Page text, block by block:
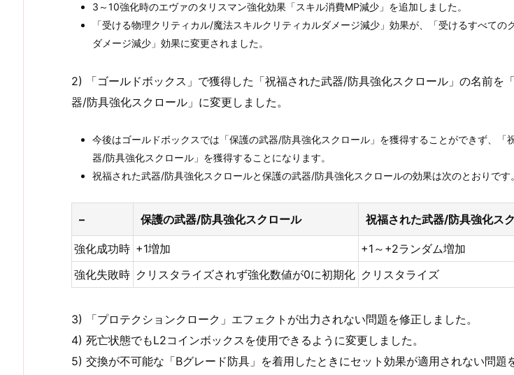
3～10強化時のエヴァのタリスマン強化効果「スキル消費MP減少」を追加しました。
「受ける物理クリティカル/魔法スキルクリティカルダメージ減少」効果が、「受けるすべての
ダメージ減少」効果に変更されました。
2) 「ゴールドボックス」で獲得した「祝福された武器/防具強化スクロール」の名前を
器/防具強化スクロール」に変更しました。
今後はゴールドボックスでは「保護の武器/防具強化スクロール」を獲得することができず、「
器/防具強化スクロール」を獲得することになります。
祝福された武器/防具強化スクロールと保護の武器/防具強化スクロールの効果は次のとおりです。
– 保護の武器/防具強化スクロール 祝福された武器/防具強化ス
強化成功時 +1増加
+1～+2ランダム増加
強化失敗時 クリスタライズされず強化数値が0に初期化 クリスタライズ
3) 「プロテクションクローク」エフェクトが出力されない問題を修正しました。
4) 死亡状態でもL2コインボックスを使用できるように変更しました。
5) 交換が不可能な「Bグレード防具」を着用したときにセット効果が適用されない問題